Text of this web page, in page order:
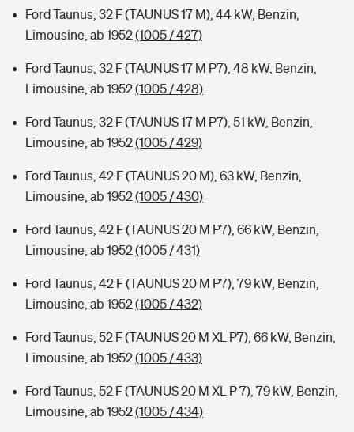
Ford Taunus, 32 F (TAUNUS 17 M), 44 kW, Benzin,
Limousine, ab 1952(1005 / 427)
Ford Taunus, 32 F (TAUNUS 17 M P7), 48 kW, Benzin,
Limousine, ab 1952(1005 / 428)
Ford Taunus, 32 F (TAUNUS 17 M P7), 51 kW, Benzin,
Limousine, ab 1952(1005 / 429)
Ford Taunus, 42 F (TAUNUS 20 M), 63 kW, Benzin,
Limousine, ab 1952(1005 / 430)
Ford Taunus, 42 F (TAUNUS 20 M P7), 66 kW, Benzin,
Limousine, ab 1952(1005 / 431)
Ford Taunus, 42 F (TAUNUS 20 M P7), 79 kW, Benzin,
Limousine, ab 1952(1005 / 432)
Ford Taunus, 52 F (TAUNUS 20 M XL P7), 66 kW, Benzin,
Limousine, ab 1952(1005 / 433)
Ford Taunus, 52 F (TAUNUS 20 M XL P 7), 79 kW, Benzin,
Limousine, ab 1952(1005 / 434)